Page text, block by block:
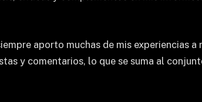
aporto muchas de mis experiencias
y comentarios, lo que se suma al